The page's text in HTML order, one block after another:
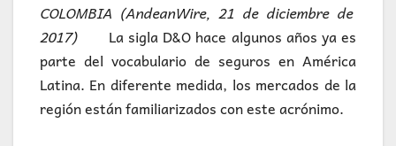
COLOMBIA (AndeanWire, 21 de diciembre de
2017) La sigla D&O hace algunos años ya es
parte del vocabulario de seguros en América
Latina. En diferente medida, los mercados de la
región están familiarizados con este acrónimo.